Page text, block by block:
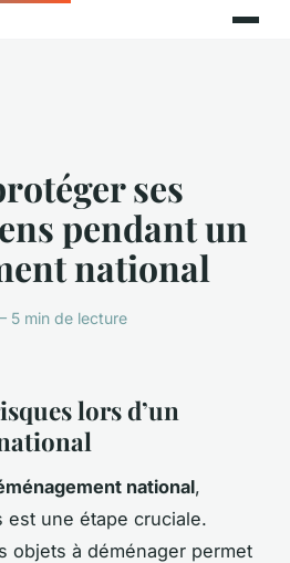
ses
pendant un
national
5 min de lecture
lors d’un
national,
est une étape cruciale.
objets à déménager permet